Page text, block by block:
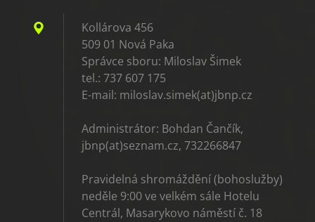
Kollárova 456
509 01 Nová Paka
Správce sboru: Miloslav Šimek
tel.: 737 607 175
E-mail: miloslav.simek(at)jbnp.cz
Administrátor: Bohdan Čančík,
jbnp(at)seznam.cz, 732266847
Pravidelná shromáždění (bohoslužby)
neděle 9:00 ve velkém sále Hotelu
Centrál, Masarykovo náměstí č. 18